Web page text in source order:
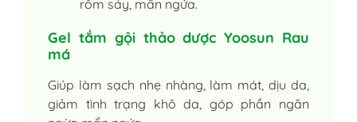
rôm sảy, mẩn ngứa.
Gel tắm gội thảo dược Yoosun Rau
má
Giúp làm sạch nhẹ nhàng, làm mát, dịu da,
giảm tình trạng khô da, góp phần ngăn